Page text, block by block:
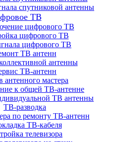
спутниковой антенны
ТВ
цифрового ТВ
цифрового ТВ
цифрового ТВ
ТВ антенн
антенны
ТВ-антенн
антенного мастера
к общей ТВ-антенне
ТВ антенны
ТВ-разводка
по ремонту ТВ-антенн
ТВ-кабеля
телевизора